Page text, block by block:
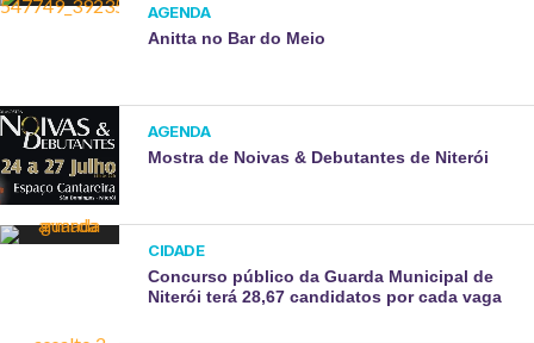
AGENDA
Anitta no Bar do Meio
AGENDA
Mostra de Noivas & Debutantes de Niterói
CIDADE
Concurso público da Guarda Municipal de
Niterói terá 28,67 candidatos por cada vaga